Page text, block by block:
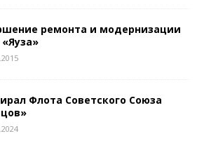
ремонта и модернизации
Флота Советского Союза